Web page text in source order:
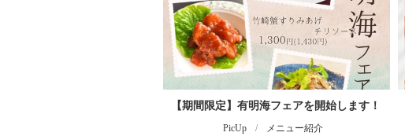
【期間限定】有明海フェアを開始します！
PicUp /
メニュー紹介